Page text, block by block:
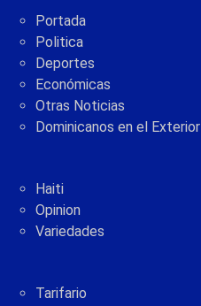
Portada
Politica
Deportes
Económicas
Otras Noticias
Dominicanos en el Exterior
Haiti
Opinion
Variedades
Tarifario